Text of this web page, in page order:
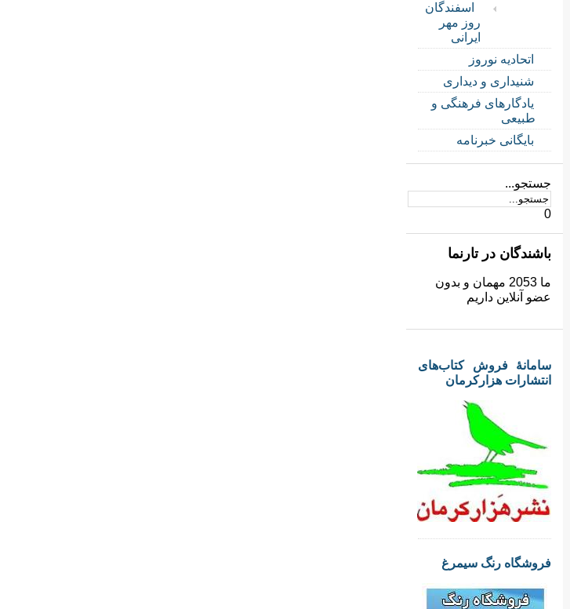
اسفندگان
روز مهر
ایرانی
اتحادیه نوروز
شنیداری و دیداری
یادگارهای فرهنگی و
طبیعی
بایگانی خبرنامه
جستجو...
0
باشندگان در تارنما
ما 2053 مهمان و بدون
عضو آنلاین داریم
سامانهٔ فروش کتاب‌های
انتشارات هزارکرمان
فروشگاه رنگ سیمرغ